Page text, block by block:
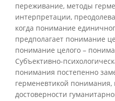
переживание, методы
интерпретации,
когда понимание
предполагает понимание
понимание целого –
Субъективно-
понимания постепенно
герменевтикой понимания,
достоверности